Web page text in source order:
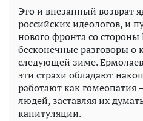
Это и внезапный возврат
российских идеологов, и
нового фронта со стороны
бесконечные разговоры о
следующей зиме.
эти страхи обладают
работают как
людей, заставляя их
капитуляции.